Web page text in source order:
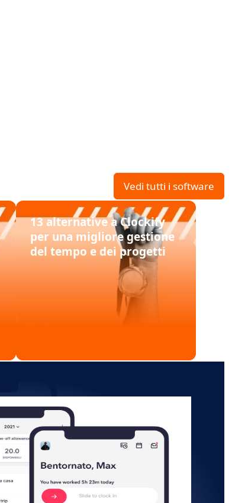
Vedi tutti i software
13 alternative a Clockify
per una migliore gestione
del tempo e dei progetti